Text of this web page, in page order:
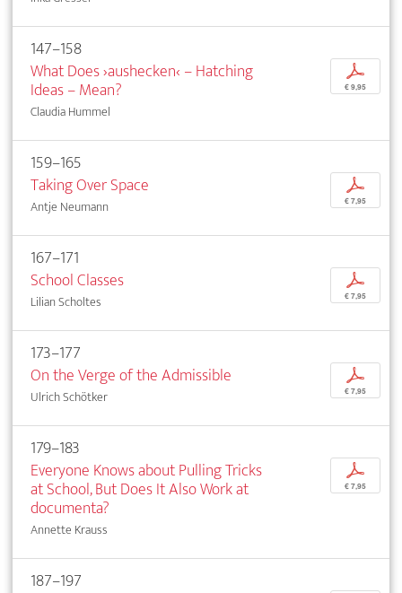
147–158
What Does ›aushecken‹ – Hatching
Ideas – Mean?
Claudia Hummel
p
€ 9,95
159–165
Taking Over Space
Antje Neumann
p
€ 7,95
167–171
School Classes
Lilian Scholtes
p
€ 7,95
173–177
On the Verge of the Admissible
Ulrich Schötker
p
€ 7,95
179–183
Everyone Knows about Pulling Tricks
at School, But Does It Also Work at
documenta?
Annette Krauss
p
€ 7,95
187–197